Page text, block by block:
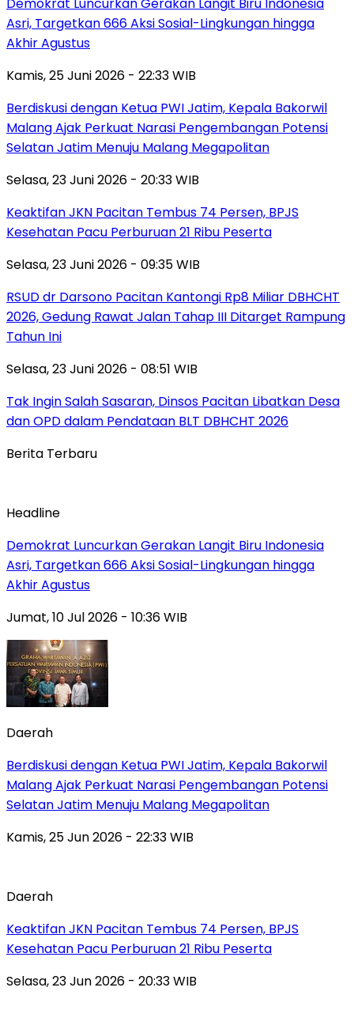
Asri, Targetkan 666 Aksi Sosial-Lingkungan hingga
Akhir Agustus
Kamis, 25 Juni 2026 - 22:33 WIB
Berdiskusi dengan Ketua PWI Jatim, Kepala Bakorwil
Malang Ajak Perkuat Narasi Pengembangan Potensi
Selatan Jatim Menuju Malang Megapolitan
Selasa, 23 Juni 2026 - 20:33 WIB
Keaktifan JKN Pacitan Tembus 74 Persen, BPJS
Kesehatan Pacu Perburuan 21 Ribu Peserta
Selasa, 23 Juni 2026 - 09:35 WIB
RSUD dr Darsono Pacitan Kantongi Rp8 Miliar DBHCHT
2026, Gedung Rawat Jalan Tahap III Ditarget Rampung
Tahun Ini
Selasa, 23 Juni 2026 - 08:51 WIB
Tak Ingin Salah Sasaran, Dinsos Pacitan Libatkan Desa
dan OPD dalam Pendataan BLT DBHCHT 2026
Berita Terbaru
Headline
Demokrat Luncurkan Gerakan Langit Biru Indonesia
Asri, Targetkan 666 Aksi Sosial-Lingkungan hingga
Akhir Agustus
Jumat, 10 Jul 2026 - 10:36 WIB
Daerah
Berdiskusi dengan Ketua PWI Jatim, Kepala Bakorwil
Malang Ajak Perkuat Narasi Pengembangan Potensi
Selatan Jatim Menuju Malang Megapolitan
Kamis, 25 Jun 2026 - 22:33 WIB
Daerah
Keaktifan JKN Pacitan Tembus 74 Persen, BPJS
Kesehatan Pacu Perburuan 21 Ribu Peserta
Selasa, 23 Jun 2026 - 20:33 WIB